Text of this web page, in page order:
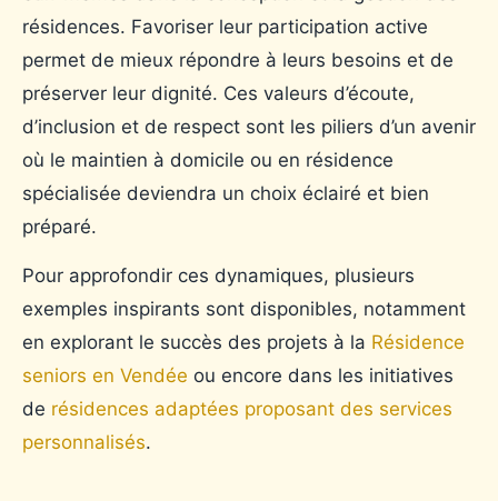
résidences. Favoriser leur participation active
permet de mieux répondre à leurs besoins et de
préserver leur dignité. Ces valeurs d’écoute,
d’inclusion et de respect sont les piliers d’un avenir
où le maintien à domicile ou en résidence
spécialisée deviendra un choix éclairé et bien
préparé.
Pour approfondir ces dynamiques, plusieurs
exemples inspirants sont disponibles, notamment
en explorant le succès des projets à la Résidence
seniors en Vendée ou encore dans les initiatives
de résidences adaptées proposant des services
personnalisés.